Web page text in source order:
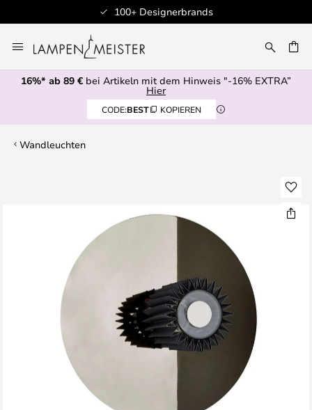
100+ Designerbrands
Inhalt
springen
16%* ab 89 € bei Artikeln mit dem Hinweis "-16% EXTRA”
Hier
CODE:BEST KOPIEREN
Wandleuchten